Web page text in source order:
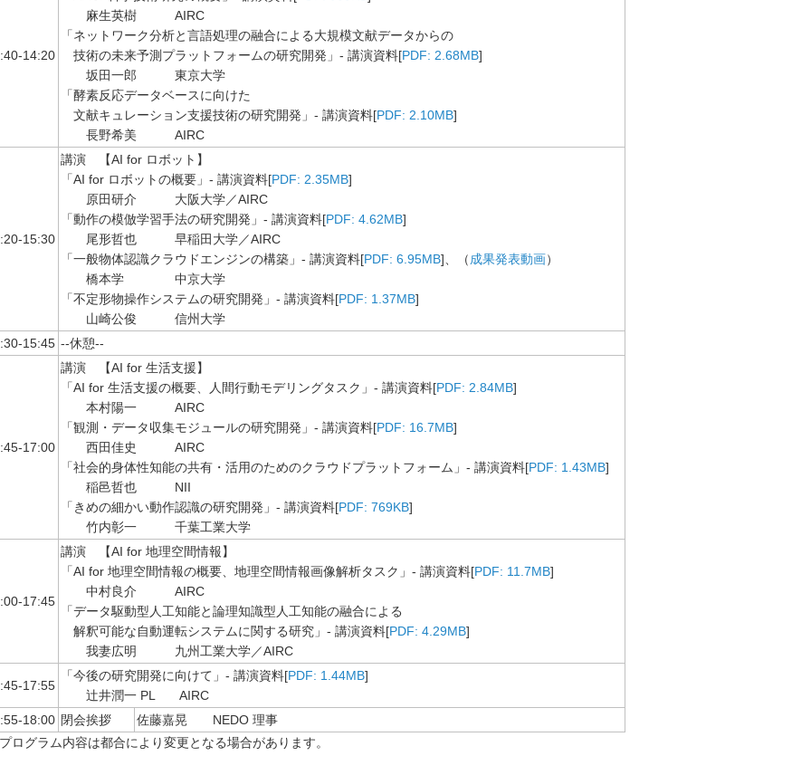
14:20
麻生英樹 AIRC
「ネットワーク分析と言語処理の融合による大規模文献データからの
技術の未来予測プラットフォームの研究開発」- 講演資料[PDF: 2.68MB]
坂田一郎 東京大学
「酵素反応データベースに向けた
文献キュレーション支援技術の研究開発」- 講演資料[PDF: 2.10MB]
長野希美 AIRC
15:30
講演 【AI for ロボット】
「AI for ロボットの概要」- 講演資料[PDF: 2.35MB]
原田研介 大阪大学／AIRC
「動作の模倣学習手法の研究開発」- 講演資料[PDF: 4.62MB]
尾形哲也 早稲田大学／AIRC
「一般物体認識クラウドエンジンの構築」- 講演資料[PDF: 6.95MB]、（成果発表動画）
橋本学 中京大学
「不定形物操作システムの研究開発」- 講演資料[PDF: 1.37MB]
山崎公俊 信州大学
15:45 --休憩--
17:00
講演 【AI for 生活支援】
「AI for 生活支援の概要、人間行動モデリングタスク」- 講演資料[PDF: 2.84MB]
本村陽一 AIRC
「観測・データ収集モジュールの研究開発」- 講演資料[PDF: 16.7MB]
西田佳史 AIRC
「社会的身体性知能の共有・活用のためのクラウドプラットフォーム」- 講演資料[PDF: 1.43MB]
稲邑哲也 NII
「きめの細かい動作認識の研究開発」- 講演資料[PDF: 769KB]
竹内彰一 千葉工業大学
17:45
講演 【AI for 地理空間情報】
「AI for 地理空間情報の概要、地理空間情報画像解析タスク」- 講演資料[PDF: 11.7MB]
中村良介 AIRC
「データ駆動型人工知能と論理知識型人工知能の融合による
解釈可能な自動運転システムに関する研究」- 講演資料[PDF: 4.29MB]
我妻広明 九州工業大学／AIRC
17:55
「今後の研究開発に向けて」- 講演資料[PDF: 1.44MB]
辻井潤一 PL AIRC
18:00 閉会挨拶
佐藤嘉晃 NEDO 理事
ログラム内容は都合により変更となる場合があります。